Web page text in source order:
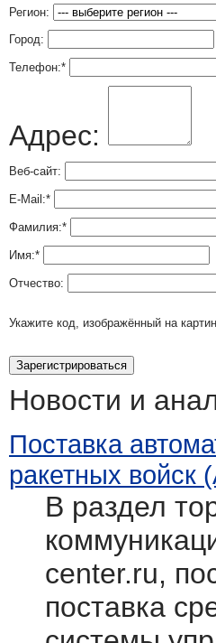
Регион:
Город:
Телефон:*
Адрес:
Веб-сайт:
E-Mail:*
Фамилия:*
Имя:*
Отчество:
Укажите код, изображённый на
Новости и
Поставка
ракетных войск
В раздел
center.ru,
поставка